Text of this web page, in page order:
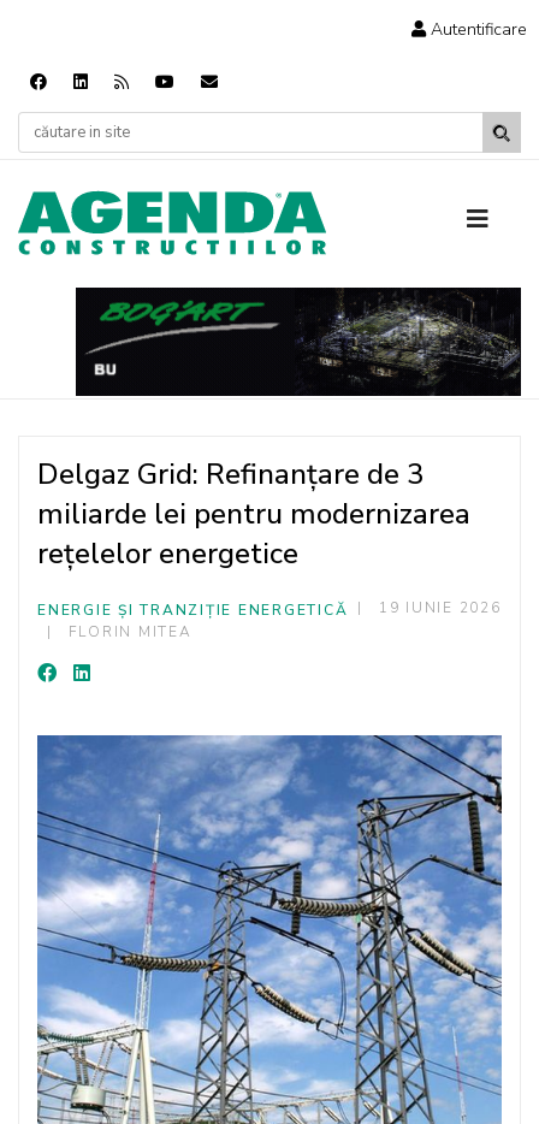
Autentificare
Delgaz Grid: Refinanțare de 3
miliarde lei pentru modernizarea
rețelelor energetice
ENERGIE ȘI TRANZIȚIE ENERGETICĂ
19 IUNIE 2026
FLORIN MITEA